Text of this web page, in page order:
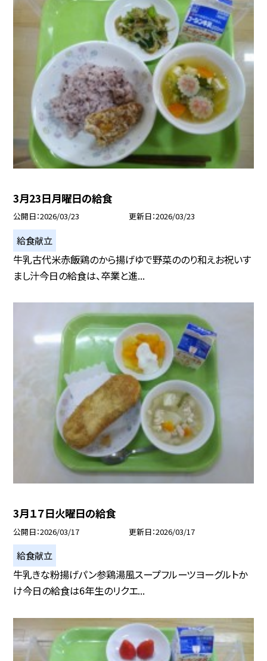
3月23日月曜日の給食
公開日 2026/03/23 更新日 2026/03/23
給食献立
牛乳古代米赤飯鶏のから揚げゆで野菜ののり和えお祝いす
まし汁今日の給食は、卒業と進...
3月１７日火曜日の給食
公開日 2026/03/17 更新日 2026/03/17
給食献立
牛乳きな粉揚げパン参鶏湯風スープフルーツヨーグルトか
け今日の給食は6年生のリクエ...